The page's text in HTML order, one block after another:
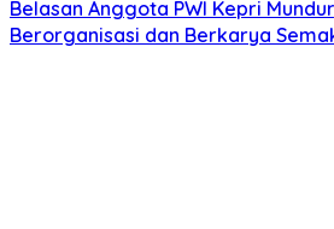
Belasan Anggota PWI Kepri
Berorganisasi dan Berkarya